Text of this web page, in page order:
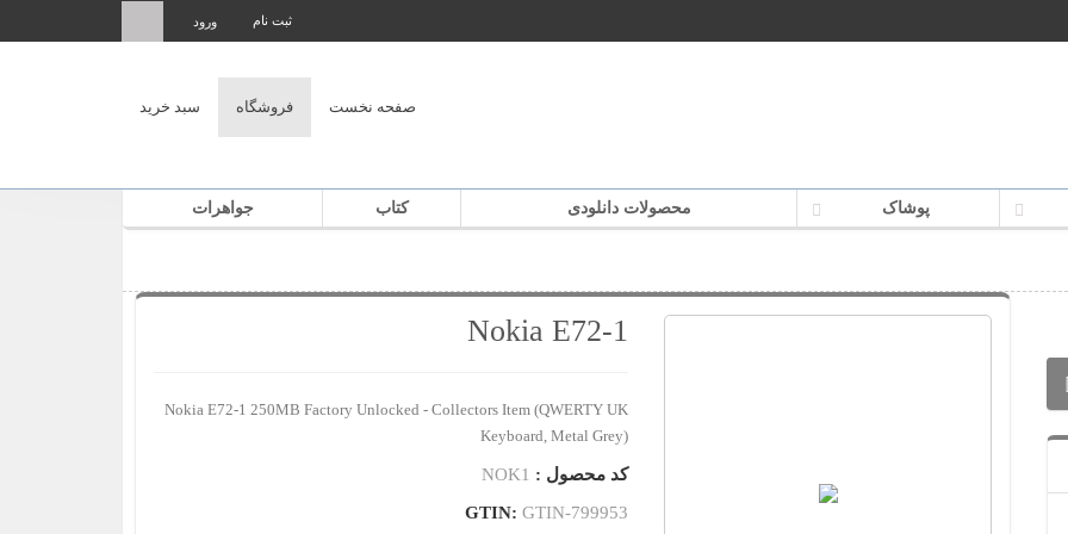
ورود ثبت‌ نام
صفحه نخست فروشگاه سبد خرید
پوشاک محصولات دانلودی کتاب جواهرات
Nokia E72-1
Nokia E72-1 250MB Factory Unlocked - Collectors Item (QWERTY UK
Keyboard, Metal Grey)
کد محصول : NOK1
GTIN: GTIN-799953